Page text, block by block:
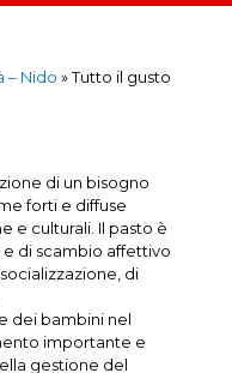
– Nido »Tutto il gusto
di un bisogno
forti e diffuse
e culturali. Il pasto è
di scambio affettivo
di
dei bambini nel
importante e
gestione del